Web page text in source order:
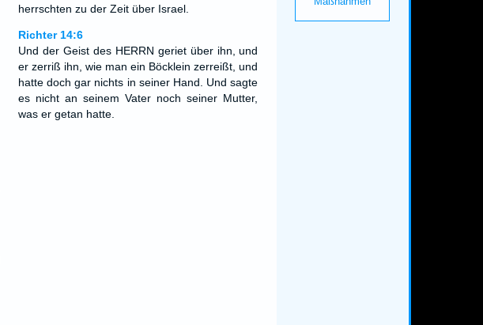
herrschten zu der Zeit über Israel.
Richter 14:6
Und der Geist des HERRN geriet über ihn, und
er zerriß ihn, wie man ein Böcklein zerreißt, und
hatte doch gar nichts in seiner Hand. Und sagte
es nicht an seinem Vater noch seiner Mutter,
was er getan hatte.